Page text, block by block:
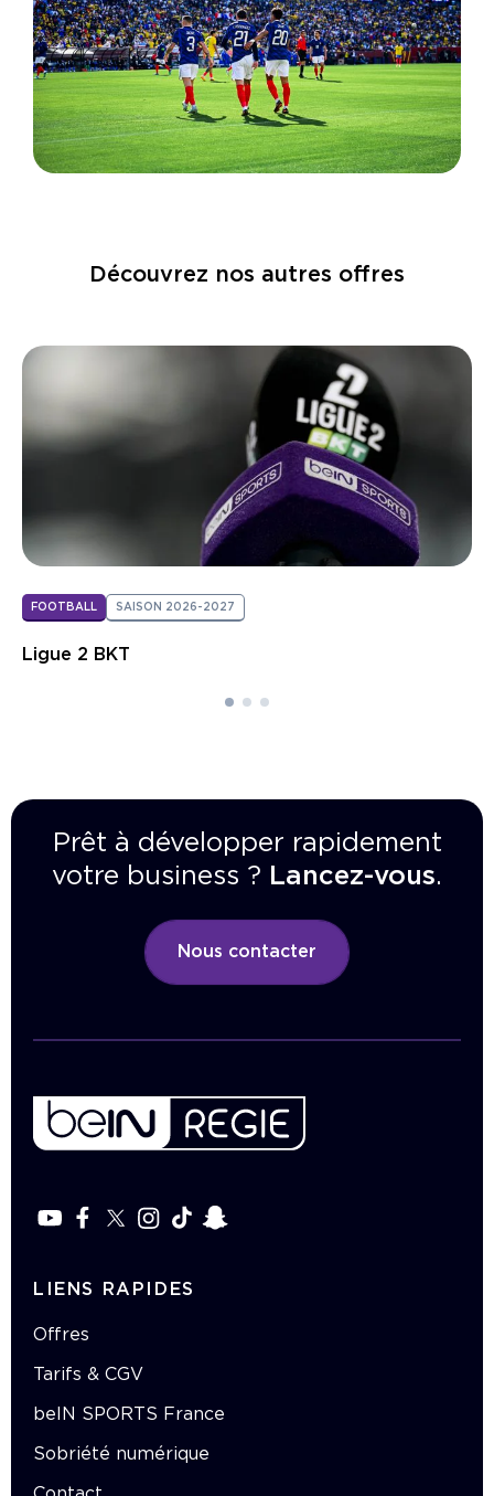
Découvrez nos autres offres
FOOTBALL SAISON 2026-2027
Ligue 2 BKT
Prêt à développer rapidement
votre business ? Lancez-vous.
Nous contacter
LIENS RAPIDES
Offres
Tarifs & CGV
beIN SPORTS France
Sobriété numérique